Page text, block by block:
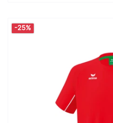
-25%